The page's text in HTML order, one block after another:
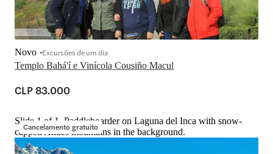
Templo Bahá'í e Vinícola Cousiño Macul
Novo Excursões de um dia
CLP 83.000
Cancelamento gratuito
Slide 1 of 1, Paddleboarder on Laguna del Inca with snow-
capped Andes mountains in the background.